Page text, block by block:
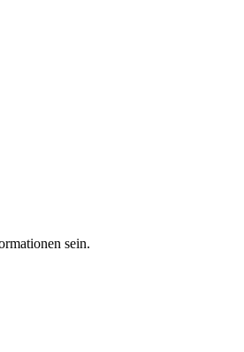
sein.